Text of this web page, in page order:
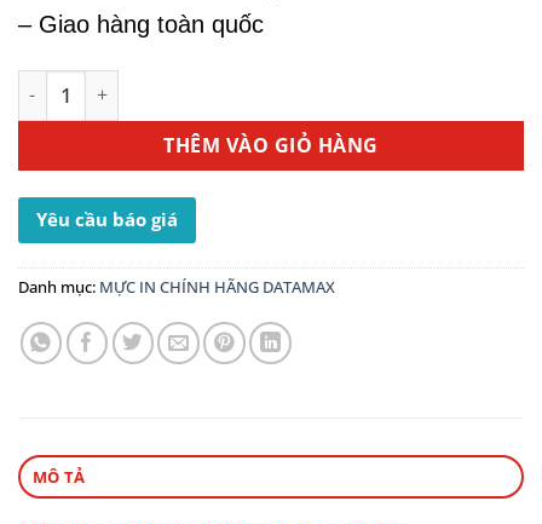
– Giao hàng toàn quốc
Hộp Mực In Brother TN-451C - Dùng Cho Máy In MFC-
THÊM VÀO GIỎ HÀNG
Yêu cầu báo giá
Danh mục: MỰC IN CHÍNH HÃNG DATAMAX
MÔ TẢ